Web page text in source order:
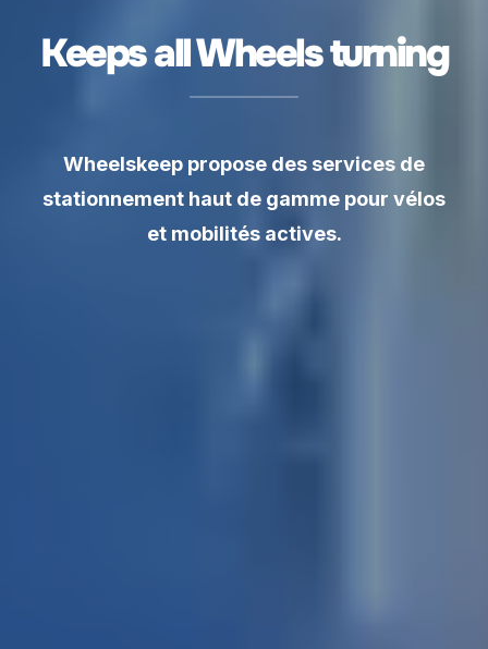
Keeps all Wheels turning
Wheelskeep propose des services de
stationnement haut de gamme pour vélos
et mobilités actives.